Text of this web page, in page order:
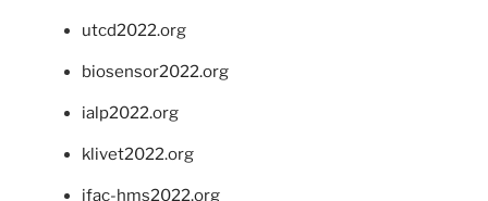
utcd2022.org
biosensor2022.org
ialp2022.org
klivet2022.org
ifac-hms2022.org